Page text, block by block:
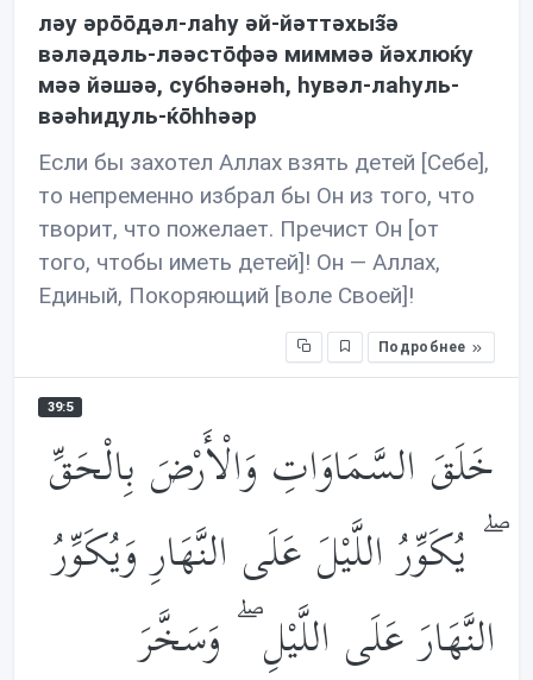
лəу əрōōдəл-лаhу əй-йəттəхыз̃ə
вəлəдəль-лəəстōфəə миммəə йəхлюќу
мəə йəшəə, субhəəнəh, hувəл-лаhуль-
вəəhидуль-ќōhhəəр
Если бы захотел Аллах взять детей [Себе],
то непременно избрал бы Он из того, что
творит, что пожелает. Пречист Он [от
того, чтобы иметь детей]! Он — Аллах,
Единый, Покоряющий [воле Своей]!
Подробнее
39:5
خَلَقَ السَّمَاوَاتِ وَالْأَرْضَ بِالْحَقِّ
ۖ يُكَوِّرُ اللَّيْلَ عَلَى النَّهَارِ وَيُكَوِّرُ
النَّهَارَ عَلَى اللَّيْلِ ۖ وَسَخَّرَ